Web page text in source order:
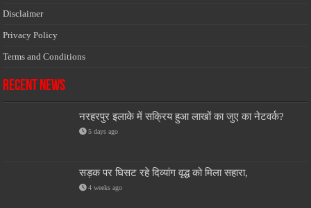
Disclaimer
Privacy Policy
Terms and Conditions
Recent News
नरहरपुर इलाके में सक्रिय हुआ लाखों का जुए का नेटवर्क?
5 days ago
सड़क पर घिसट रहे दिव्यांग वृद्ध को मिला सहारा,
4 weeks ago